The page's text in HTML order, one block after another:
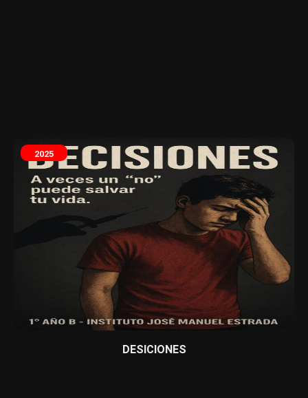
2025
DESICIONES